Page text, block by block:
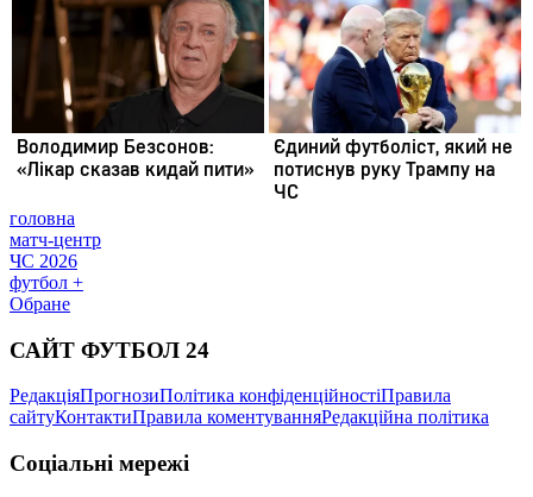
головна
матч-центр
ЧС 2026
футбол +
Обране
САЙТ ФУТБОЛ 24
РедакціяПрогнозиПолітика конфіденційностіПравила
сайтуКонтактиПравила коментуванняРедакційна політика
Соціальні мережі